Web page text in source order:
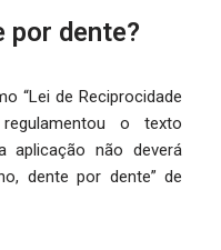
por dente?
“Lei de Reciprocidade
o texto
aplicação não deverá
dente por dente” de